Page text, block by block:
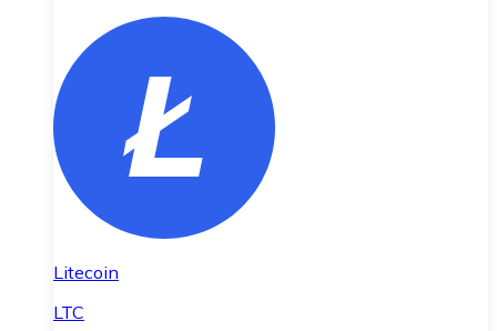
Litecoin
LTC